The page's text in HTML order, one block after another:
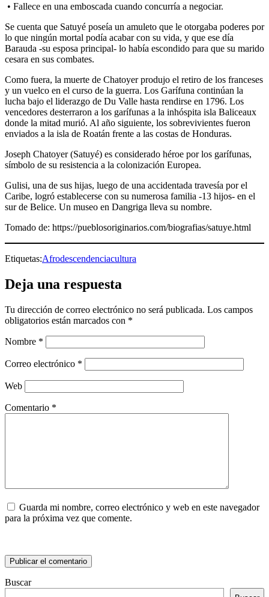
• Fallece en una emboscada cuando concurría a negociar.
Se cuenta que Satuyé poseía un amuleto que le otorgaba poderes por
lo que ningún mortal podía acabar con su vida, y que ese día
Barauda -su esposa principal- lo había escondido para que su marido
cesara en sus combates.
Como fuera, la muerte de Chatoyer produjo el retiro de los franceses
y un vuelco en el curso de la guerra. Los Garífuna continúan la
lucha bajo el liderazgo de Du Valle hasta rendirse en 1796. Los
vencedores desterraron a los garífunas a la inhóspita isla Baliceaux
donde la mitad murió. Al año siguiente, los sobrevivientes fueron
enviados a la isla de Roatán frente a las costas de Honduras.
Joseph Chatoyer (Satuyé) es considerado héroe por los garífunas,
símbolo de su resistencia a la colonización Europea.
Gulisi, una de sus hijas, luego de una accidentada travesía por el
Caribe, logró establecerse con su numerosa familia -13 hijos- en el
sur de Belice. Un museo en Dangriga lleva su nombre.
Tomado de: https://pueblosoriginarios.com/biografias/satuye.html
Etiquetas:Afrodescendenciacultura
Deja una respuesta
Tu dirección de correo electrónico no será publicada. Los campos
obligatorios están marcados con *
Nombre *
Correo electrónico *
Web
Comentario *
Guarda mi nombre, correo electrónico y web en este navegador
para la próxima vez que comente.
Buscar